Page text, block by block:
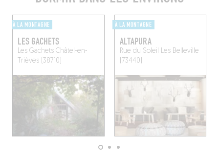
À LA MONTAGNE
LES GACHETS
Les GachetsChâtel-en-
Trièves (38710)
À LA MONTAGNE
ALTAPURA
Rue du Soleil Les Belleville
(73440)